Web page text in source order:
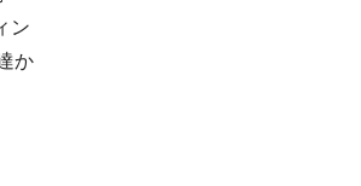
ン
か